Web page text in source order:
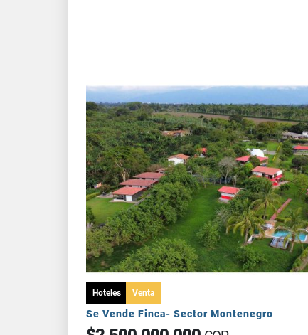
Hoteles Venta
Se Vende Finca- Sector Montenegro